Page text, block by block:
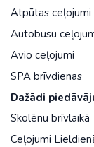
Atpūtas ceļojumi
Autobusu
Avio ceļojumi
SPA brīvdienas
Dažādi
Skolēnu brīvlaikā
Ceļojumi